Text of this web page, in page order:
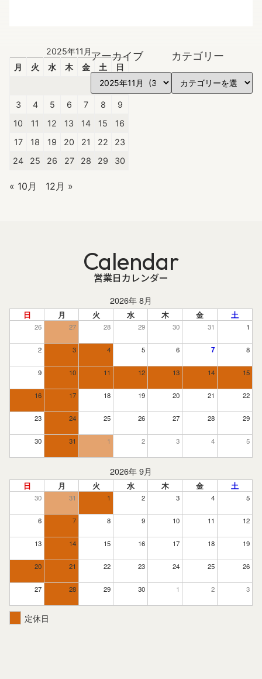
2025年11月
月
火 水 木 金 土
日
1
2
3
4 5 6 7 8
9
10
11 12 13 14 15
16
17
18 19 20 21 22
23
24
25 26 27 28 29 30
« 10月 12月 »
アーカイブ カテゴリー
Calendar
営業日カレンダー
2026年 8月
日 月 火 水 木 金 土
26 27 28 29 30 31 1
2 3 4 5 6 7 8
9 10 11 12 13 14 15
16 17 18 19 20 21 22
23 24 25 26 27 28 29
30 31 1 2 3 4 5
2026年 9月
日 月 火 水 木 金 土
30 31 1 2 3 4 5
6 7 8 9 10 11 12
13 14 15 16 17 18 19
20 21 22 23 24 25 26
27 28 29 30 1 2 3
定休日